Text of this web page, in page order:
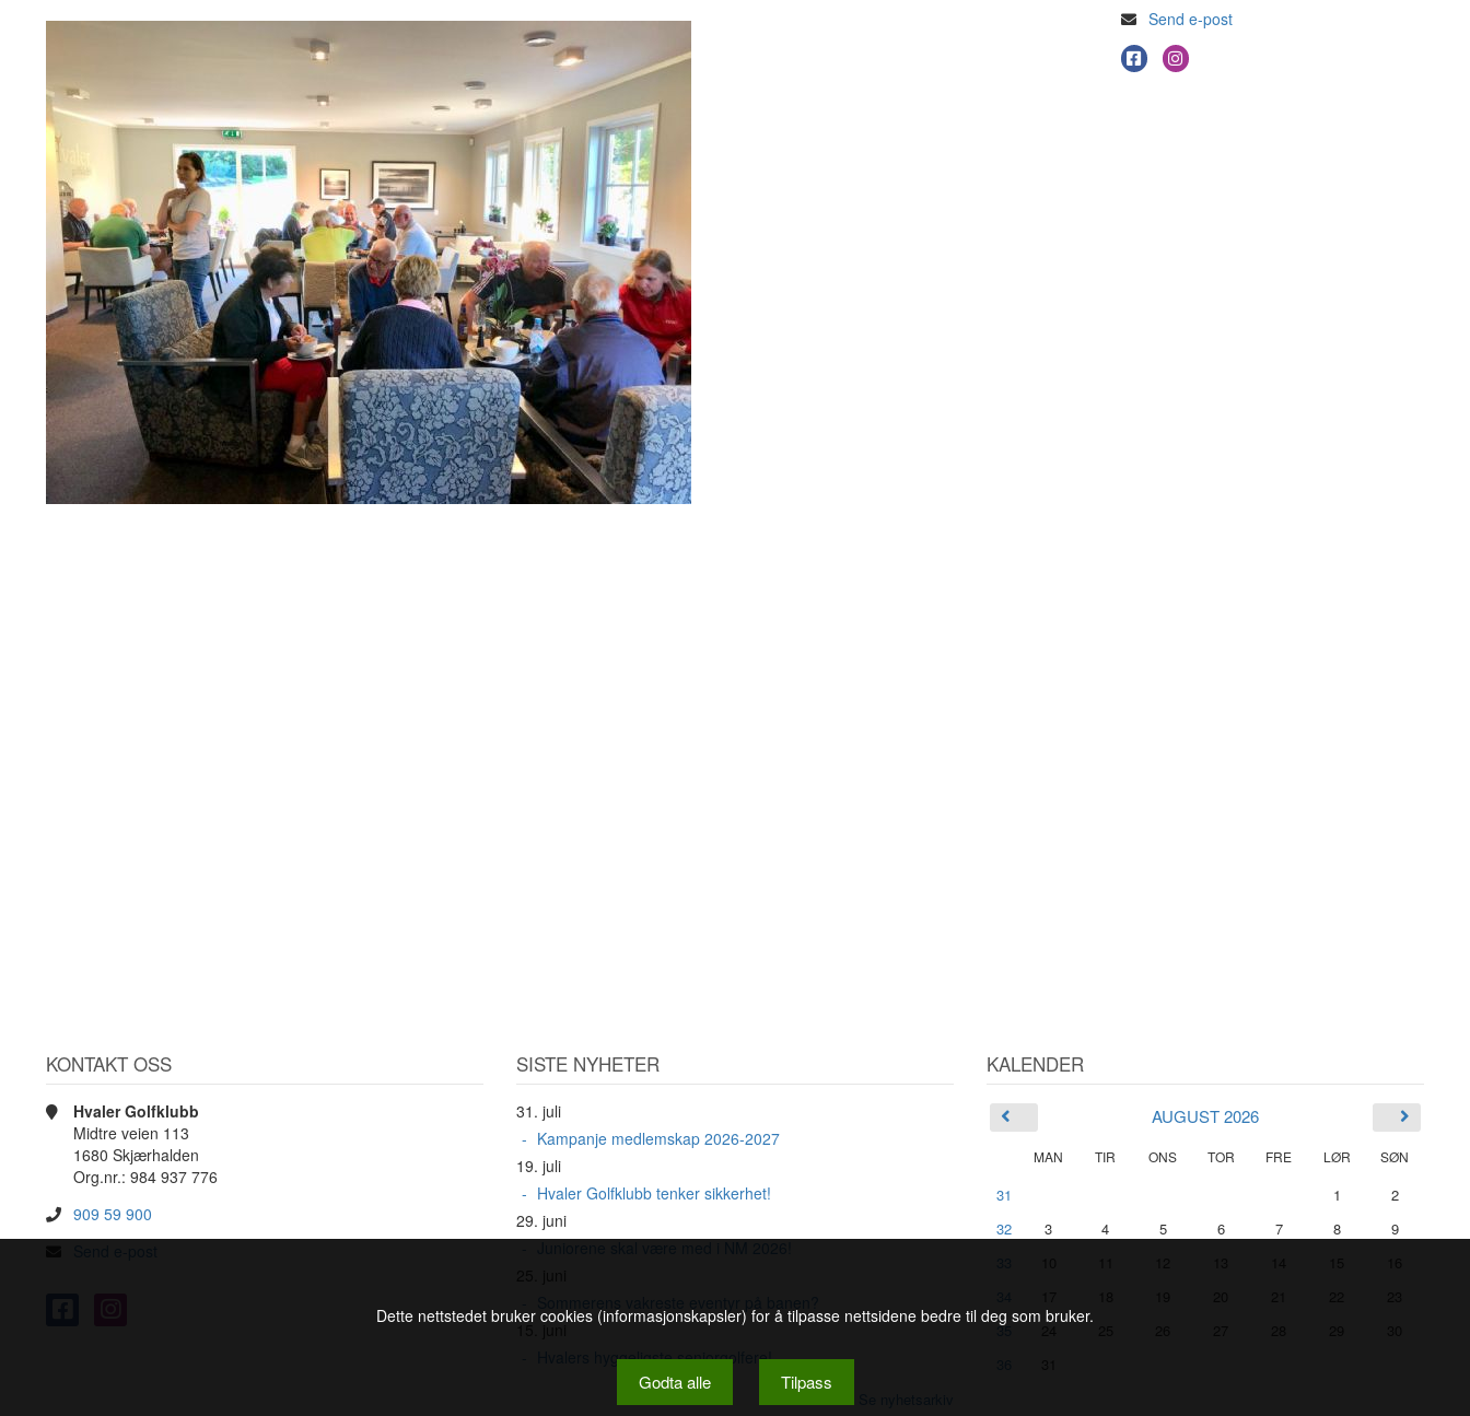
Send e-post
KONTAKT OSS
Hvaler Golfklubb
Midtre veien 113
1680 Skjærhalden
Org.nr.: 984 937 776
909 59 900
SISTE NYHETER
31. juli
Kampanje medlemskap 2026-2027
19. juli
Hvaler Golfklubb tenker sikkerhet!
29. juni
15. juni
Hvalers hyggeligste seniorgolfere!
KALENDER
AUGUST 2026
MAN TIR ONS TOR FRE LØR SØN
31 1
2
32
3 4 5 6 7 8
9
35
Dette nettstedet bruker cookies (informasjonskapsler) for å tilpasse nettsidene bedre til deg som bruker.
Godta alle Tilpass